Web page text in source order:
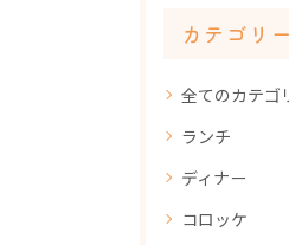
カテゴリー
全てのカテゴ
ランチ
ディナー
コロッケ